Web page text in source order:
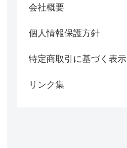
会社概要
個人情報保護方針
特定商取引に基づく表示
リンク集